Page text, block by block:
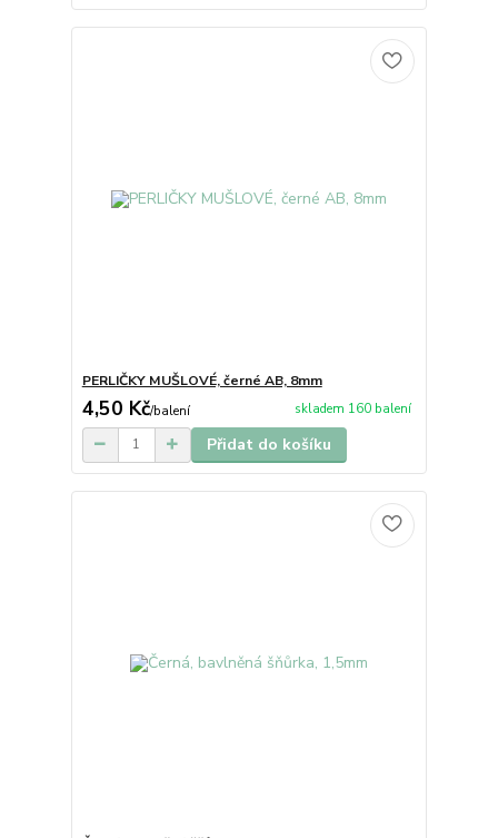
PERLIČKY MUŠLOVÉ, černé AB, 8mm
4,50 Kč/balení skladem 160 balení
Přidat do košíku